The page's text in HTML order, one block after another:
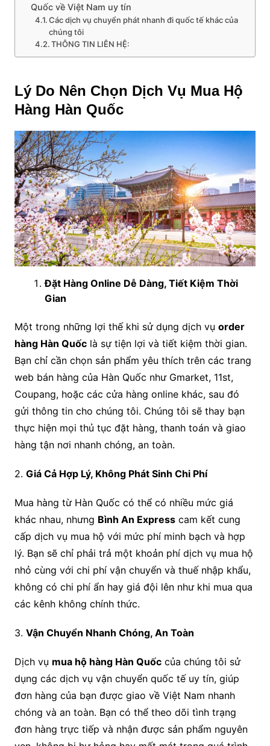
Quốc về Việt Nam uy tín
Các dịch vụ chuyển phát nhanh đi quốc tế khác của
chúng tôi
THÔNG TIN LIÊN HỆ:
Lý Do Nên Chọn Dịch Vụ Mua Hộ
Hàng Hàn Quốc
Đặt Hàng Online Dễ Dàng, Tiết Kiệm Thời
Gian
Một trong những lợi thế khi sử dụng dịch vụ order
hàng Hàn Quốclà sự tiện lợi và tiết kiệm thời gian.
Bạn chỉ cần chọn sản phẩm yêu thích trên các trang
web bán hàng của Hàn Quốc như Gmarket, 11st,
Coupang, hoặc các cửa hàng online khác, sau đó
gửi thông tin cho chúng tôi. Chúng tôi sẽ thay bạn
thực hiện mọi thủ tục đặt hàng, thanh toán và giao
hàng tận nơi nhanh chóng, an toàn.
2. Giá Cả Hợp Lý, Không Phát Sinh Chi Phí
Mua hàng từ Hàn Quốc có thể có nhiều mức giá
khác nhau, nhưng Bình An Expresscam kết cung
cấp dịch vụ mua hộ với mức phí minh bạch và hợp
lý. Bạn sẽ chỉ phải trả một khoản phí dịch vụ mua hộ
nhỏ cùng với chi phí vận chuyển và thuế nhập khẩu,
không có chi phí ẩn hay giá đội lên như khi mua qua
các kênh không chính thức.
3. Vận Chuyển Nhanh Chóng, An Toàn
Dịch vụ mua hộ hàng Hàn Quốccủa chúng tôi sử
dụng các dịch vụ vận chuyển quốc tế uy tín, giúp
đơn hàng của bạn được giao về Việt Nam nhanh
chóng và an toàn. Bạn có thể theo dõi tình trạng
đơn hàng trực tiếp và nhận được sản phẩm nguyên